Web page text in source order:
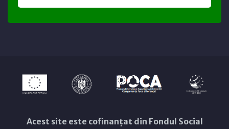
Acest site este cofinanțat din Fondul Social